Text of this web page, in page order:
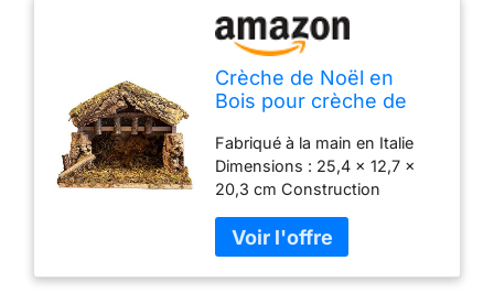
Crèche de Noël en
Bois pour crèche de
20,3 cm, fabriquée en
Italie
Fabriqué à la main en Italie
Dimensions : 25,4 x 12,7 x
20,3 cm Construction
naturel qui complète
n'importe quelle crèche Taille
parfaite pour les figurines de